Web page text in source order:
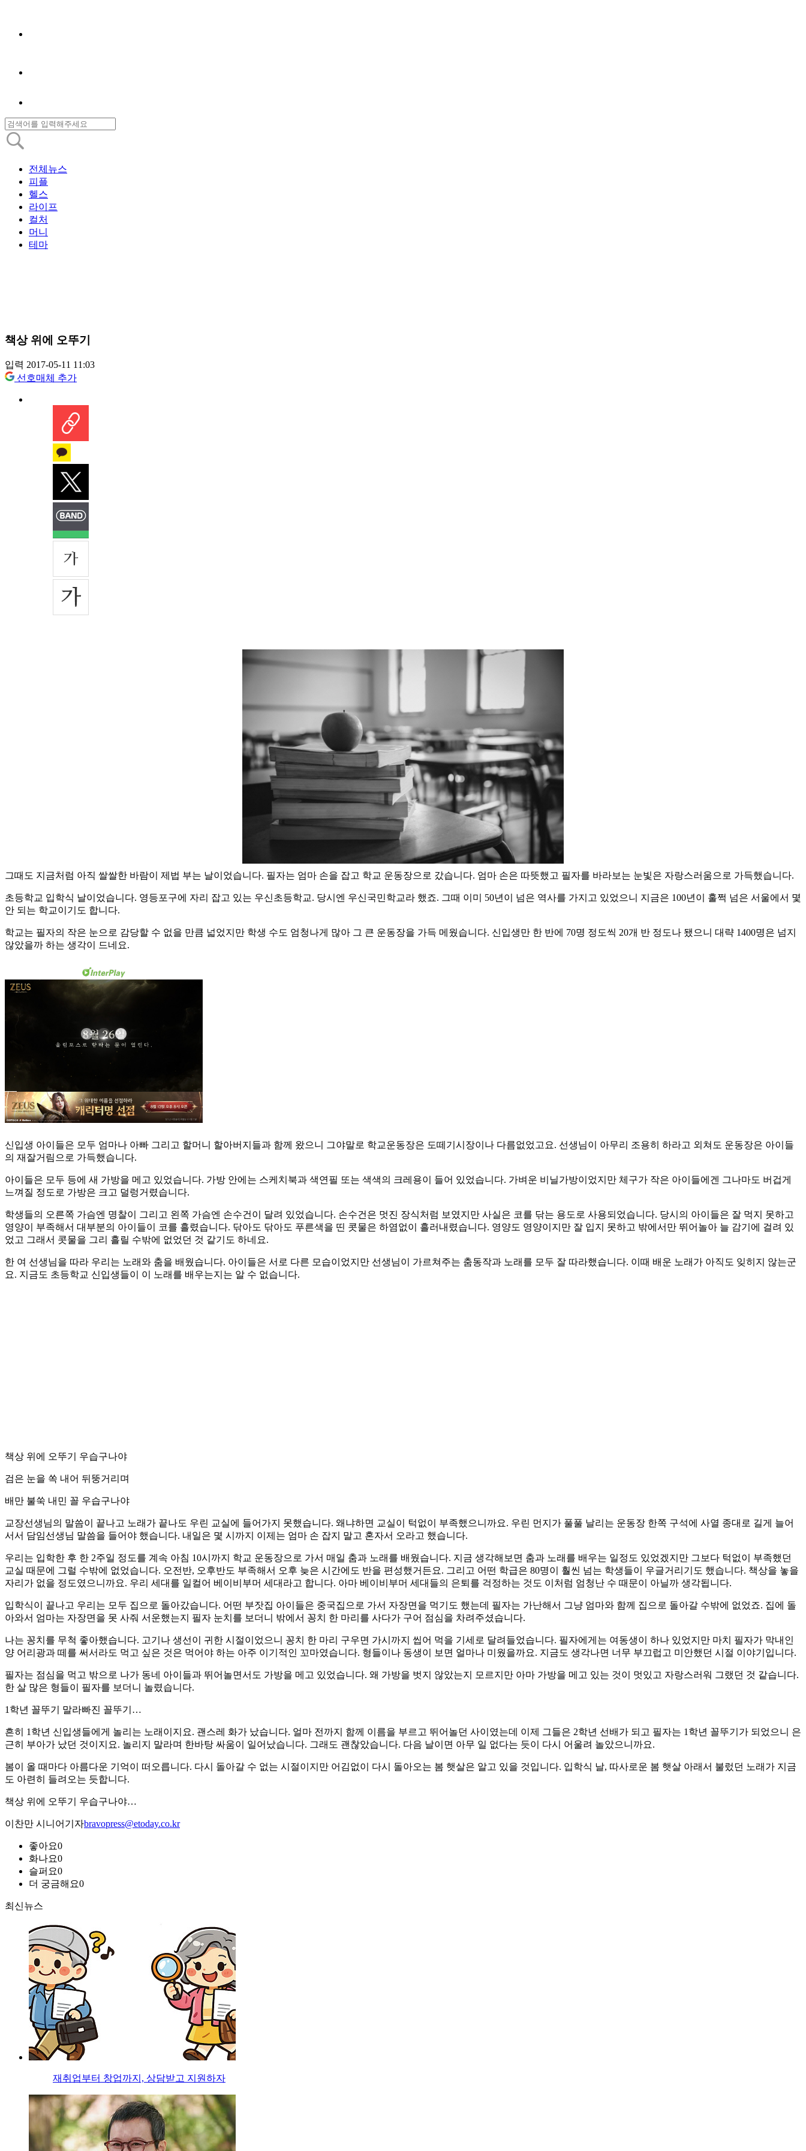
전체뉴스
피플
헬스
라이프
컬처
머니
테마
책상 위에 오뚜기
입력 2017-05-11 11:03
선호매체 추가
그때도 지금처럼 아직 쌀쌀한 바람이 제법 부는 날이었습니다. 필자는 엄마 손을 잡고 학교 운동장으로 갔습니다. 엄마 손은 따뜻했고 필자를 바라보는 눈빛은 자랑스러움으로 가득했습니다. ​
초등학교 입학식 날이었습니다. 영등포구에 자리 잡고 있는 우신초등학교. 당시엔 우신국민학교라 했죠. 그때 이미 50년이 넘은 역사를 가지고 있었으니 지금은 100년이 훌쩍 넘은 서울에서 몇
안 되는 학교이기도 합니다.
학교는 필자의 작은 눈으로 감당할 수 없을 만큼 넓었지만 학생 수도 엄청나게 많아 그 큰 운동장을 가득 메웠습니다. 신입생만 한 반에 70명 정도씩 20개 반 정도나 됐으니 대략 1400명은 넘지
않았을까 하는 생각이 드네요.
신입생 아이들은 모두 엄마나 아빠 그리고 할머니 할아버지들과 함께 왔으니 그야말로 학교운동장은 도떼기시장이나 다름없었고요. 선생님이 아무리 조용히 하라고 외쳐도 운동장은 아이들
의 재잘거림으로 가득했습니다.
아이들은 모두 등에 새 가방을 메고 있었습니다. 가방 안에는 스케치북과 색연필 또는 색색의 크레용이 들어 있었습니다. 가벼운 비닐가방이었지만 체구가 작은 아이들에겐 그나마도 버겁게
느껴질 정도로 가방은 크고 덜렁거렸습니다.
학생들의 오른쪽 가슴엔 명찰이 그리고 왼쪽 가슴엔 손수건이 달려 있었습니다. 손수건은 멋진 장식처럼 보였지만 사실은 코를 닦는 용도로 사용되었습니다. 당시의 아이들은 잘 먹지 못하고
영양이 부족해서 대부분의 아이들이 코를 흘렸습니다. 닦아도 닦아도 푸른색을 띤 콧물은 하염없이 흘러내렸습니다. 영양도 영양이지만 잘 입지 못하고 밖에서만 뛰어놀아 늘 감기에 걸려 있
었고 그래서 콧물을 그리 흘릴 수밖에 없었던 것 같기도 하네요.
한 여 선생님을 따라 우리는 노래와 춤을 배웠습니다. 아이들은 서로 다른 모습이었지만 선생님이 가르쳐주는 춤동작과 노래를 모두 잘 따라했습니다. 이때 배운 노래가 아직도 잊히지 않는군
요. 지금도 초등학교 신입생들이 이 노래를 배우는지는 알 수 없습니다.
책상 위에 오뚜기 우습구나야
검은 눈을 쏙 내어 뒤뚱거리며
배만 불쑥 내민 꼴 우습구나야
교장선생님의 말씀이 끝나고 노래가 끝나도 우린 교실에 들어가지 못했습니다. 왜냐하면 교실이 턱없이 부족했으니까요. 우린 먼지가 풀풀 날리는 운동장 한쪽 구석에 사열 종대로 길게 늘어
서서 담임선생님 말씀을 들어야 했습니다. 내일은 몇 시까지 이제는 엄마 손 잡지 말고 혼자서 오라고 했습니다.
우리는 입학한 후 한 2주일 정도를 계속 아침 10시까지 학교 운동장으로 가서 매일 춤과 노래를 배웠습니다. 지금 생각해보면 춤과 노래를 배우는 일정도 있었겠지만 그보다 턱없이 부족했던
교실 때문에 그럴 수밖에 없었습니다. 오전반, 오후반도 부족해서 오후 늦은 시간에도 반을 편성했거든요. 그리고 어떤 학급은 80명이 훨씬 넘는 학생들이 우글거리기도 했습니다. 책상을 놓을
자리가 없을 정도였으니까요. 우리 세대를 일컬어 베이비부머 세대라고 합니다. 아마 베이비부머 세대들의 은퇴를 걱정하는 것도 이처럼 엄청난 수 때문이 아닐까 생각됩니다.
입학식이 끝나고 우리는 모두 집으로 돌아갔습니다. 어떤 부잣집 아이들은 중국집으로 가서 자장면을 먹기도 했는데 필자는 가난해서 그냥 엄마와 함께 집으로 돌아갈 수밖에 없었죠. 집에 돌
아와서 엄마는 자장면을 못 사줘 서운했는지 필자 눈치를 보더니 밖에서 꽁치 한 마리를 사다가 구어 점심을 차려주셨습니다.
나는 꽁치를 무척 좋아했습니다. 고기나 생선이 귀한 시절이었으니 꽁치 한 마리 구우면 가시까지 씹어 먹을 기세로 달려들었습니다. 필자에게는 여동생이 하나 있었지만 마치 필자가 막내인
양 어리광과 떼를 써서라도 먹고 싶은 것은 먹어야 하는 아주 이기적인 꼬마였습니다. 형들이나 동생이 보면 얼마나 미웠을까요. 지금도 생각나면 너무 부끄럽고 미안했던 시절 이야기입니다.
필자는 점심을 먹고 밖으로 나가 동네 아이들과 뛰어놀면서도 가방을 메고 있었습니다. 왜 가방을 벗지 않았는지 모르지만 아마 가방을 메고 있는 것이 멋있고 자랑스러워 그랬던 것 같습니다.
한 살 많은 형들이 필자를 보더니 놀렸습니다.
1학년 꼴뚜기 말라빠진 꼴뚜기…
흔히 1학년 신입생들에게 놀리는 노래이지요. 괜스레 화가 났습니다. 얼마 전까지 함께 이름을 부르고 뛰어놀던 사이였는데 이제 그들은 2학년 선배가 되고 필자는 1학년 꼴뚜기가 되었으니 은
근히 부아가 났던 것이지요. 놀리지 말라며 한바탕 싸움이 일어났습니다. 그래도 괜찮았습니다. 다음 날이면 아무 일 없다는 듯이 다시 어울려 놀았으니까요.
봄이 올 때마다 아름다운 기억이 떠오릅니다. 다시 돌아갈 수 없는 시절이지만 어김없이 다시 돌아오는 봄 햇살은 알고 있을 것입니다. 입학식 날, 따사로운 봄 햇살 아래서 불렀던 노래가 지금
도 아련히 들려오는 듯합니다.
책상 위에 오뚜기 우습구나야…
이찬만 시니어기자bravopress@etoday.co.kr
좋아요0
화나요0
슬퍼요0
더 궁금해요0
최신뉴스
재취업부터 창업까지, 상담받고 지원하자